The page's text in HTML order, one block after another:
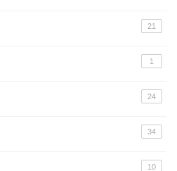
21
1
24
34
10